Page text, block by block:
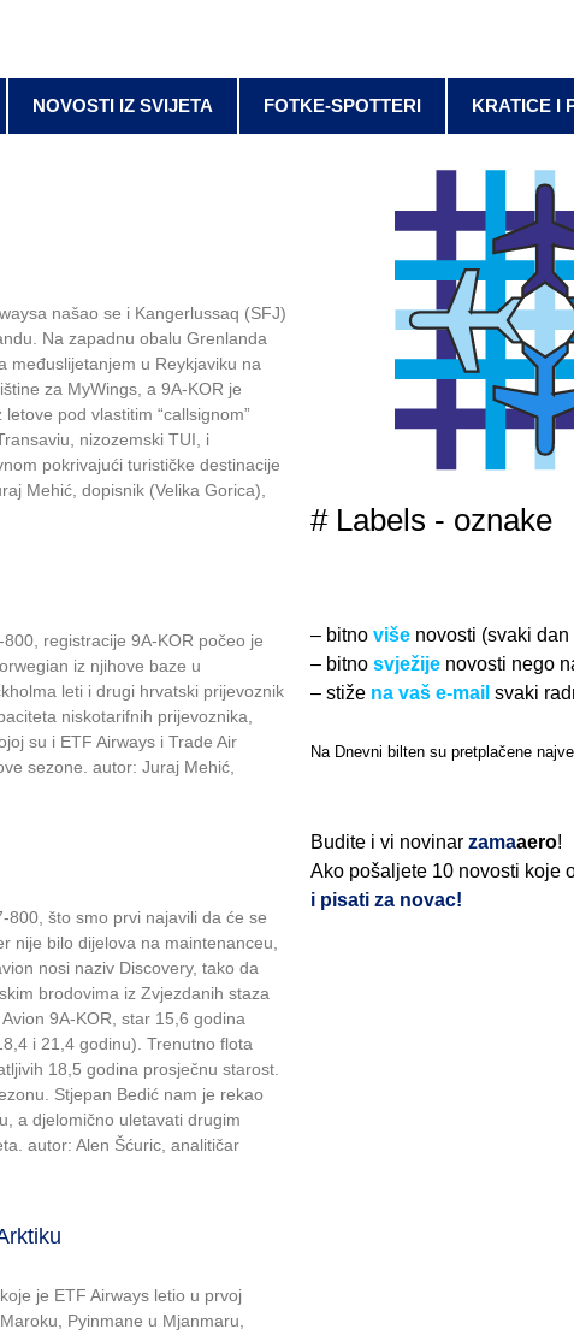
NOVOSTI IZ SVIJETA FOTKE-SPOTTERI KRATICE I
našao se i Kangerlussaq (SFJ)
Na zapadnu obalu Grenlanda
međuslijetanjem u Reykjaviku na
za MyWings, a 9A-KOR je
pod vlastitim “callsignom”
nizozemski TUI, i
pokrivajući turističke destinacije
Mehić, dopisnik (Velika Gorica),
registracije 9A-KOR počeo je
iz njihove baze u
leti i drugi hrvatski prijevoznik
niskotarifnih prijevoznika,
su i ETF Airways i Trade Air
sezone. autor: Juraj Mehić,
800, što smo prvi najavili da će se
nije bilo dijelova na maintenanceu,
nosi naziv Discovery, tako da
brodovima iz Zvjezdanih staza
9A-KOR, star 15,6 godina
i 21,4 godinu). Trenutno flota
18,5 godina prosječnu starost.
Stjepan Bedić nam je rekao
a djelomično uletavati drugim
autor: Alen Šćuric, analitičar
je ETF Airways letio u prvoj
Pyinmane u Mjanmaru,
# Labels - oznake
– bitno više novosti (svaki dan
– bitno svježije novosti nego
– stiže na vaš e-mail svaki
Na Dnevni bilten su pretplačene
Budite i vi novinar zamaaero!
Ako pošaljete 10 novosti koje
i pisati za novac!